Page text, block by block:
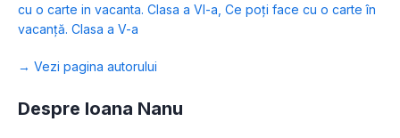
cu o carte in vacanta. Clasa a VI-a Ce poți face cu o carte în
vacanță. Clasa a V-a
→ Vezi pagina autorului
Despre Ioana Nanu